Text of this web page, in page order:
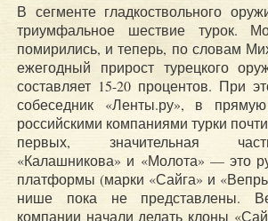
В сегменте гладкоствольного
триумфальное шествие турок.
помирились, и теперь, по словам
ежегодный прирост турецкого
составляет 15-20 процентов. При
собеседник «Ленты.ру», в
российскими компаниями турки
первых, значительная
«Калашникова» и «Молота» — это
платформы (марки «Сайга» и
нише пока не представлены.
компании начали делать клоны